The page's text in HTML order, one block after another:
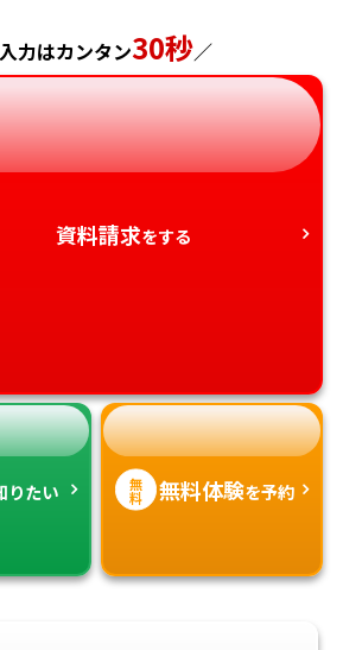
神奈川県
長野県
岐阜県
静岡県
愛知県
兵庫県
奈良県
和歌山県
広島県
山口県
徳島県
香川県
長崎県
熊本県
大分県
宮崎県
力はカンタン30秒／
資料請求をする
りたい 無
料 無料体験を予約